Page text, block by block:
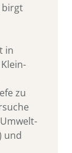
birgt
in
zu
und